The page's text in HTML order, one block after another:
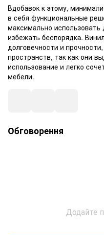
Вдобавок к этому,
в себя функциональные
максимально использовать
избежать беспорядка.
долговечности и
пространств, так как они
использование и легко
мебели.
Обговорення
Додайте